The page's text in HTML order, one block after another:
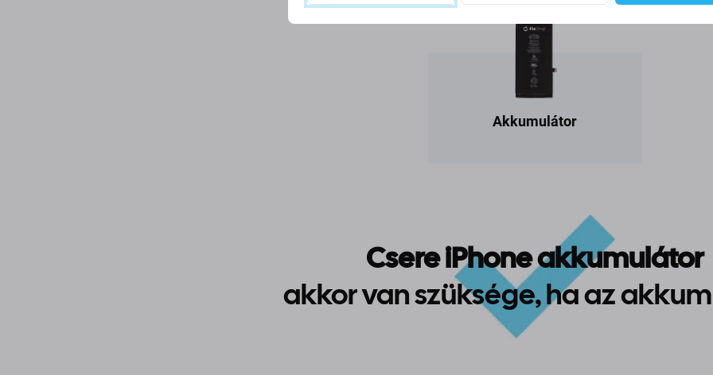
Akkumulátor
Csere iPhone akkumulátor
akkor van szüksége, ha az